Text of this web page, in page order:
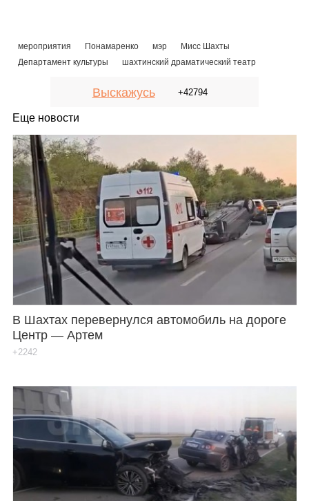
мероприятия Понамаренко мэр
Мисс Шахты
Департамент культуры
шахтинcкий драматический театр
Выскажусь +42794
Еще новости
В Шахтах перевернулся автомобиль на дороге
Центр — Артем
+2242